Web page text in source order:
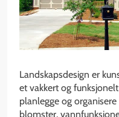
Landskapsdesign er
et vakkert og
planlegge og
blomster,